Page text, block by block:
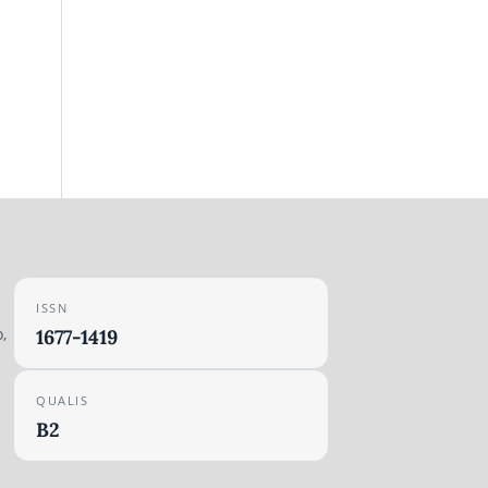
ISSN
1677-1419
QUALIS
B2